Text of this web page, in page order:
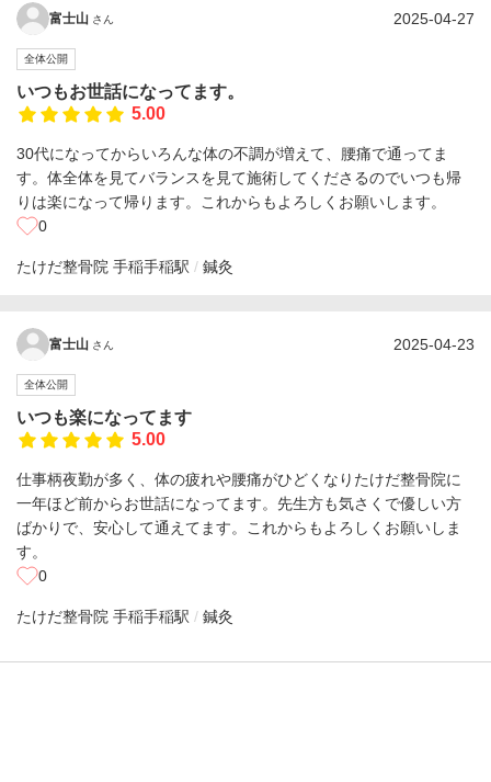
富士山 さん 2025-04-27
全体公開
いつもお世話になってます。
5.00
30代になってからいろんな体の不調が増えて、腰痛で通ってま
す。体全体を見てバランスを見て施術してくださるのでいつも帰
りは楽になって帰ります。これからもよろしくお願いします。
0
たけだ整骨院 手稲手稲駅 鍼灸
富士山 さん 2025-04-23
全体公開
いつも楽になってます
5.00
仕事柄夜勤が多く、体の疲れや腰痛がひどくなりたけだ整骨院に
一年ほど前からお世話になってます。先生方も気さくで優しい方
ばかりで、安心して通えてます。これからもよろしくお願いしま
す。
0
たけだ整骨院 手稲手稲駅 鍼灸